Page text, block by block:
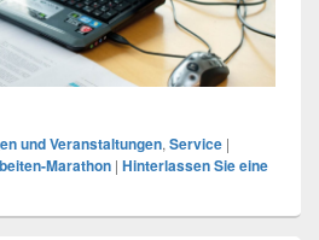
und Veranstaltungen, Service |
Marathon | Hinterlassen Sie eine